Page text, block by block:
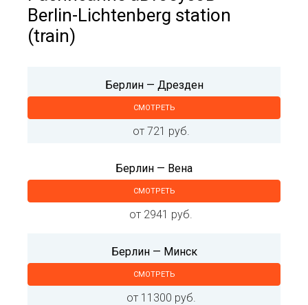
Berlin-Lichtenberg station
(train)
Берлин — Дрезден
СМОТРЕТЬ
от 721 руб.
Берлин — Вена
СМОТРЕТЬ
от 2941 руб.
Берлин — Минск
СМОТРЕТЬ
от 11300 руб.